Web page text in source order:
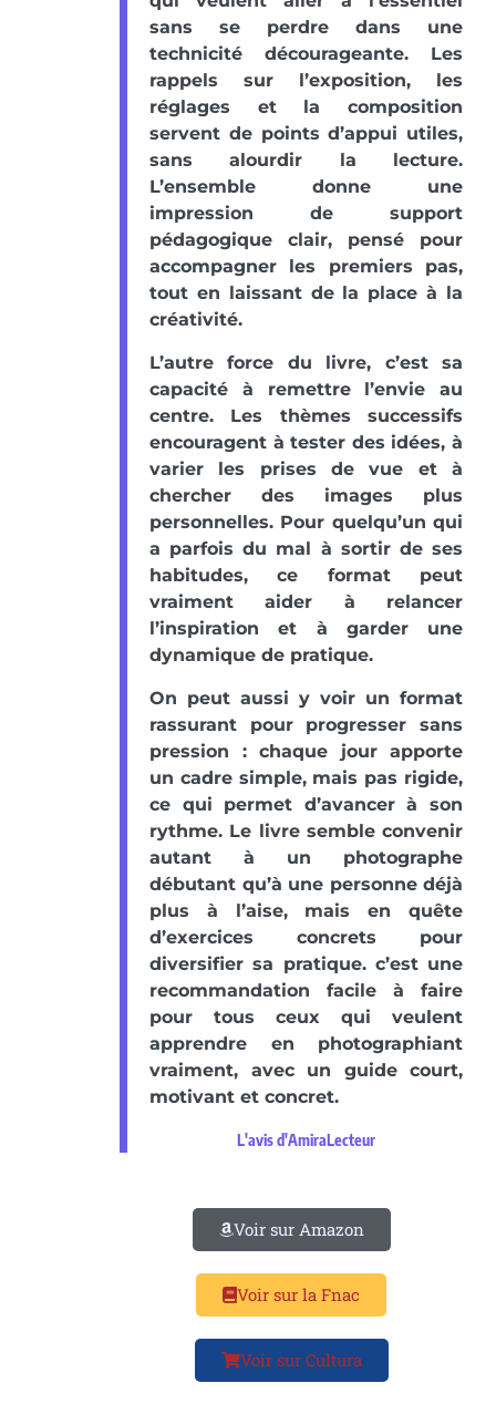
sans se perdre dans une
technicité décourageante. Les
rappels sur l’exposition, les
réglages et la composition
servent de points d’appui utiles,
sans alourdir la lecture.
L’ensemble donne une
impression de support
pédagogique clair, pensé pour
accompagner les premiers pas,
tout en laissant de la place à la
créativité.
L’autre force du livre, c’est sa
capacité à remettre l’envie au
centre. Les thèmes successifs
encouragent à tester des idées, à
varier les prises de vue et à
chercher des images plus
personnelles. Pour quelqu’un qui
a parfois du mal à sortir de ses
habitudes, ce format peut
vraiment aider à relancer
l’inspiration et à garder une
dynamique de pratique.
On peut aussi y voir un format
rassurant pour progresser sans
pression : chaque jour apporte
un cadre simple, mais pas rigide,
ce qui permet d’avancer à son
rythme. Le livre semble convenir
autant à un photographe
débutant qu’à une personne déjà
plus à l’aise, mais en quête
d’exercices concrets pour
diversifier sa pratique. c’est une
recommandation facile à faire
pour tous ceux qui veulent
apprendre en photographiant
vraiment, avec un guide court,
motivant et concret.
L'avis d'AmiraLecteur
Voir sur Amazon
Voir sur la Fnac
Voir sur Cultura